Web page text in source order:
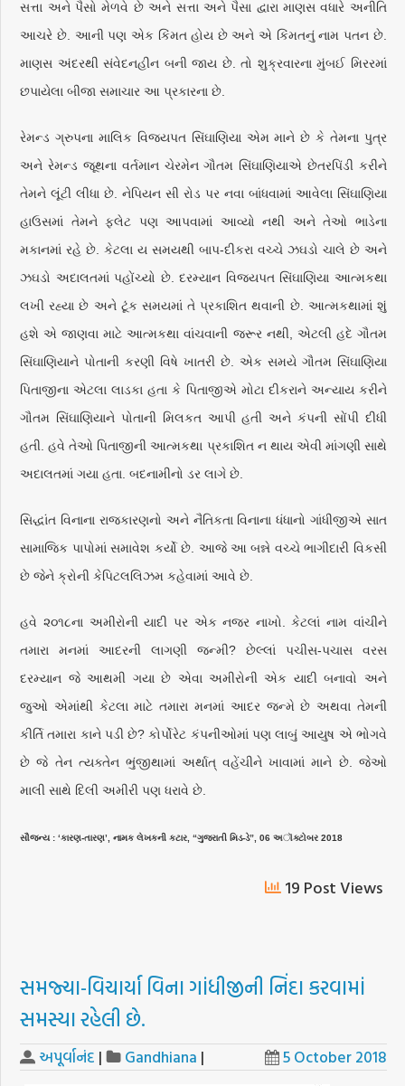
સત્તા અને પૈસો મેળવે છે અને સત્તા અને પૈસા દ્વારા માણસ વધારે અનીતિ
આચરે છે. આની પણ એક કિંમત હોય છે અને એ કિંમતનું નામ પતન છે.
માણસ અંદરથી સંવેદનહીન બની જાય છે. તો શુક્રવારના મુંબઈ મિરરમાં
છપાયેલા બીજા સમાચાર આ પ્રકારના છે.
રેમન્ડ ગ્રુપના માલિક વિજયપત સિંઘાણિયા એમ માને છે કે તેમના પુત્ર
અને રેમન્ડ જૂથના વર્તમાન ચેરમેન ગૌતમ સિંઘાણિયાએ છેતરપિંડી કરીને
તેમને લૂંટી લીધા છે. નેપિયન સી રોડ પર નવા બાંધવામાં આવેલા સિંઘાણિયા
હાઉસમાં તેમને ફ્લેટ પણ આપવામાં આવ્યો નથી અને તેઓ ભાડેના
મકાનમાં રહે છે. કેટલા ય સમયથી બાપ-દીકરા વચ્ચે ઝઘડો ચાલે છે અને
ઝઘડો અદાલતમાં પહોંચ્યો છે. દરમ્યાન વિજયપત સિંઘાણિયા આત્મકથા
લખી રહ્યા છે અને ટૂંક સમયમાં તે પ્રકાશિત થવાની છે. આત્મકથામાં શું
હશે એ જાણવા માટે આત્મકથા વાંચવાની જરૂર નથી, એટલી હદે ગૌતમ
સિંઘાણિયાને પોતાની કરણી વિષે ખાતરી છે. એક સમયે ગૌતમ સિંઘાણિયા
પિતાજીના એટલા લાડકા હતા કે પિતાજીએ મોટા દીકરાને અન્યાય કરીને
ગૌતમ સિંઘાણિયાને પોતાની મિલકત આપી હતી અને કંપની સોંપી દીધી
હતી. હવે તેઓ પિતાજીની આત્મકથા પ્રકાશિત ન થાય એવી માંગણી સાથે
અદાલતમાં ગયા હતા. બદનામીનો ડર લાગે છે.
સિદ્ધાંત વિનાના રાજકારણનો અને નૈતિકતા વિનાના ધંધાનો ગાંધીજીએ સાત
સામાજિક પાપોમાં સમાવેશ કર્યો છે. આજે આ બન્ને વચ્ચે ભાગીદારી વિકસી
છે જેને ક્રોની કેપિટલલિઝમ કહેવામાં આવે છે.
હવે ૨૦૧૮ના અમીરોની યાદી પર એક નજર નાખો. કેટલાં નામ વાંચીને
તમારા મનમાં આદરની લાગણી જન્મી? છેલ્લાં પચીસ-પચાસ વરસ
દરમ્યાન જે આથમી ગયા છે એવા અમીરોની એક યાદી બનાવો અને
જુઓ એમાંથી કેટલા માટે તમારા મનમાં આદર જન્મે છે અથવા તેમની
કીર્તિ તમારા કાને પડી છે? કોર્પોરેટ કંપનીઓમાં પણ લાબું આયુષ એ ભોગવે
છે જે તેન ત્યક્તેન ભુંજીથામાં અર્થાત્‌ વહેંચીને ખાવામાં માને છે. જેઓ
માલી સાથે દિલી અમીરી પણ ધરાવે છે.
સૌજન્ય : ‘કારણ-તારણ’, નામક લેખકની કટાર, “ગુજરાતી મિડ-ડે”, 06 અૉક્ટોબર 2018
19 Post Views
સમજ્યા-વિચાર્યા વિના ગાંધીજીની નિંદા કરવામાં
સમસ્યા રહેલી છે.
અપૂર્વાનંદ | Gandhiana | 5 October 2018